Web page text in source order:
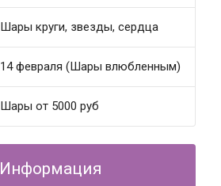
Шары круги, звезды, сердца
14 февраля (Шары влюбленным)
Шары от 5000 руб
Информация